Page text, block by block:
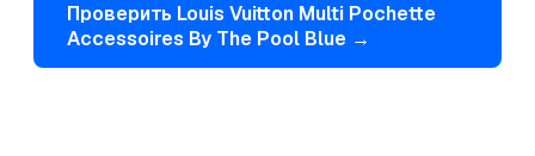
Проверить Louis Vuitton Multi Pochette
Accessoires By The Pool Blue →